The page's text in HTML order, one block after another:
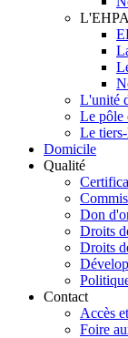
L'unité
Le pôle
Le
Domicile
Qualité
Don
Droits
Droits
Contact
Accès
Foire